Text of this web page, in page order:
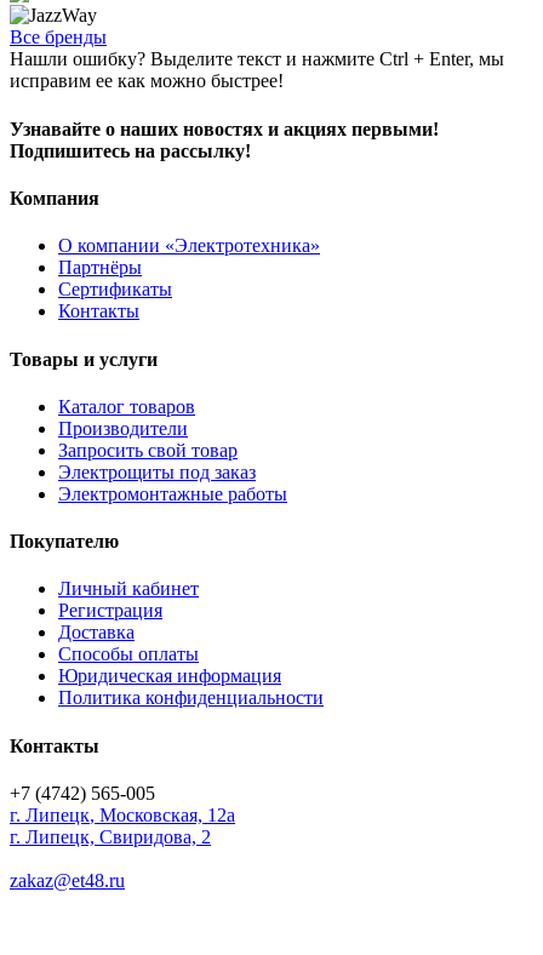
Все бренды
Нашли ошибку? Выделите текст и нажмите Ctrl + Enter, мы
исправим ее как можно быстрее!
Узнавайте о наших новостях и акциях первыми!
Подпишитесь на рассылку!
Компания
О компании «Электротехника»
Партнёры
Сертификаты
Контакты
Товары и услуги
Каталог товаров
Производители
Запросить свой товар
Электрощиты под заказ
Электромонтажные работы
Покупателю
Личный кабинет
Регистрация
Доставка
Способы оплаты
Юридическая информация
Политика конфиденциальности
Контакты
+7 (4742) 565-005
г. Липецк, Московская, 12а
г. Липецк, Свиридова, 2
zakaz@et48.ru